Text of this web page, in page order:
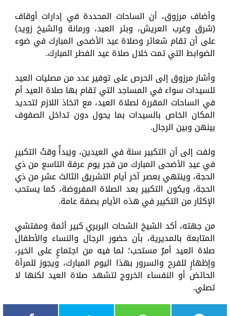
وأضاف مرزوق، أن الساحات المحددة في إدارات أوقاف
(شرق وغرب العريش، وبئر العبد، ورمانة والشيخ زويد)
على أن تقام شعائر وصلاة عيد الأضحى المبارك في ضوء
الضوابط التي تمت خلال صلاة عيد الفطر المبارك.
وأشار مرزوق إلى الحرص على توفير عدد من مصليات العيد
للسيدات سواء في المساجد التي تقام بها صلاة العيد أم
في الساحات المقررة لصلاة العيد، مع اتخاذ اللازم لتحديد
المكان الخاص بالسيدات بما يحول دون تداخل الصفوف
بينهن وبين الرجال.
ولفت إلى أن التكبير سنة في العيدين، ويَبدأُ وقتُ التكبيرِ
في عيدِ الأضحى المبارك من فجر يوم عرفة التاسع من ذي
الحجة، وينتهي بعصر آخر أيام التشريق الثالث عشر من ذي
الحجة، ويكون التكبير بعد الصلاة المفروضة، كما يستحب
الإكثار من التكبير في هذه الأيام بصفة عامة.
من جهته، أكد الشيخ الشحات البربري كبير أئمة ومفتشي
المتابعة بالمديرية، بأن حضور الرجال والنساء والأطفال
صلاة العيد أمرٌ مستحب؛ لما فيه من اجتماعٍ على الخير،
وإظهارٍ للفرح والسرور بهذا اليوم المبارك، ويجوز للمرأة
الحائض أو النفساء الخروج لتشهد صلاة العيد لكنها لا
تصلي.